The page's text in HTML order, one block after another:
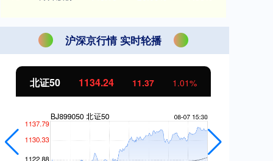
沪深京行情 实时轮播
北证50 1134.24 11.37 1.01%